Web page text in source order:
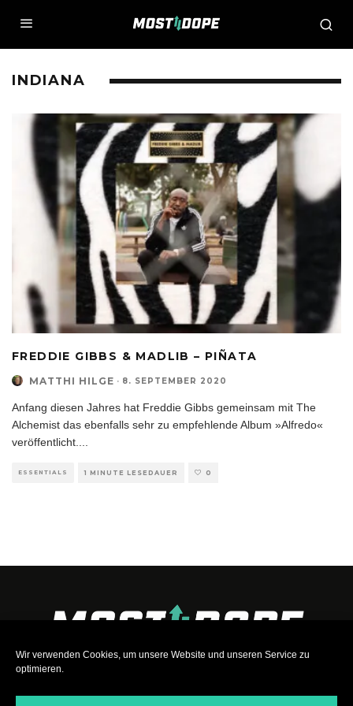
Wir verwenden Cookies, um unsere Website und unseren Service zu
optimieren.
INDIANA
FREDDIE GIBBS & MADLIB – PIÑATA
MATTHI HILGE · 8. SEPTEMBER 2020
Anfang diesen Jahres hat Freddie Gibbs gemeinsam mit The
Alchemist das ebenfalls sehr zu empfehlende Album »Alfredo«
veröffentlicht.
ESSENTIALS 1 MINUTE LESEDAUER 0